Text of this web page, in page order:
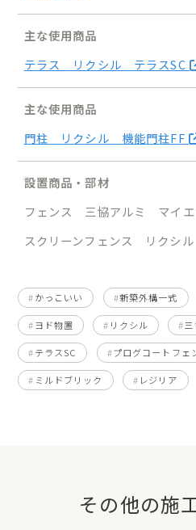
主な使用商品
テラス リクシル テラスSC
主な使用商品
門柱 リクシル 機能門柱FF
設置商品・部材
フェンス 三協アルミ マイ
スクリーンフェンス リクシ
かっこいい 新築外構一式
ヨド物置 リクシル 三
テラスSC プログコートフェ
ミルドブリック レジリア
その他の施